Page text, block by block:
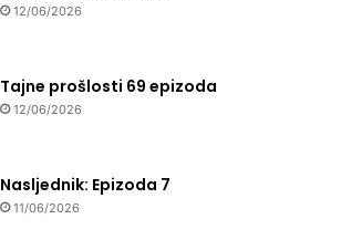
12/06/2026
Tajne prošlosti 69 epizoda
12/06/2026
Nasljednik: Epizoda 7
11/06/2026